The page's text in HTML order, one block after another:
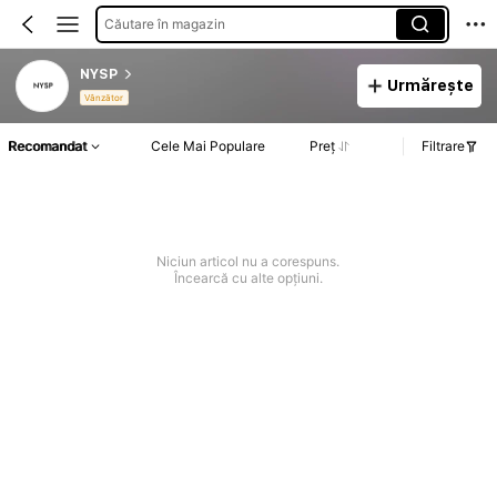
Căutare în magazin
NYSP
Vânzător
Urmărește
Recomandat Cele Mai Populare Preț Filtrare
Niciun articol nu a corespuns.
Încearcă cu alte opțiuni.